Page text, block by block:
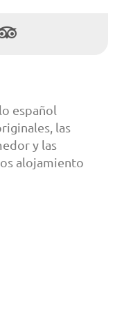
español
las
y las
alojamiento